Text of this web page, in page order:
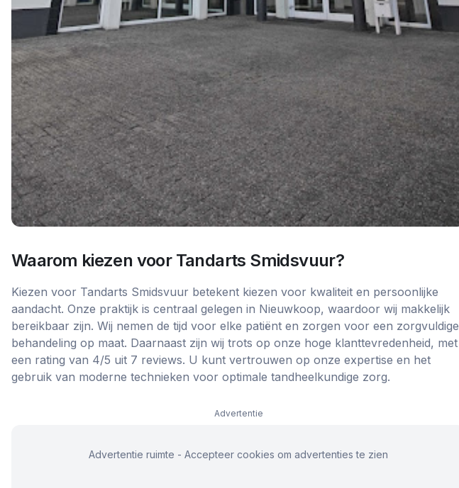
Waarom kiezen voor Tandarts Smidsvuur?
Kiezen voor Tandarts Smidsvuur betekent kiezen voor kwaliteit en persoonlijke
aandacht. Onze praktijk is centraal gelegen in Nieuwkoop, waardoor wij makkelijk
bereikbaar zijn. Wij nemen de tijd voor elke patiënt en zorgen voor een zorgvuldige
behandeling op maat. Daarnaast zijn wij trots op onze hoge klanttevredenheid, met
een rating van 4/5 uit 7 reviews. U kunt vertrouwen op onze expertise en het
gebruik van moderne technieken voor optimale tandheelkundige zorg.
Advertentie
Advertentie ruimte - Accepteer cookies om advertenties te zien